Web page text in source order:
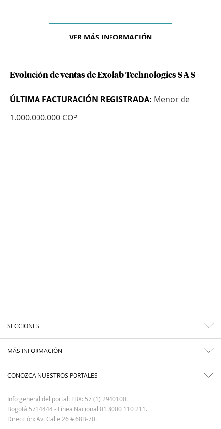
VER MÁS INFORMACIÓN
Evolución de ventas de Exolab Technologies S A S
ÚLTIMA FACTURACIÓN REGISTRADA: Menor de
1.000.000.000 COP
SECCIONES
MÁS INFORMACIÓN
CONOZCA NUESTROS PORTALES
Info general del portal: PBX: 57 (1) 2940100.
Bogotá 5714444 - Línea Nacional 01 8000 110 211.
Dirección: Av. Calle 26 # 68B-70.